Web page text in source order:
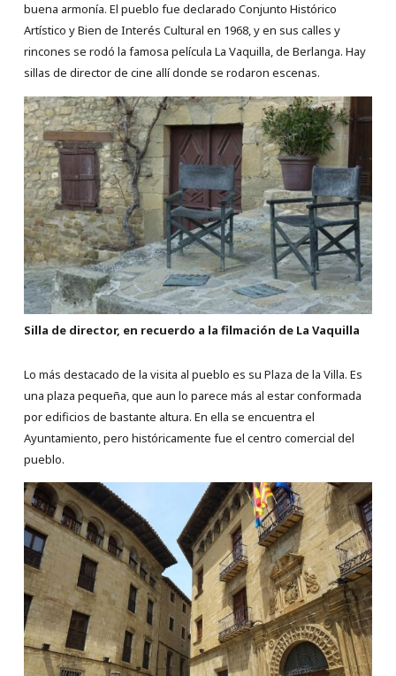
buena armonía. El pueblo fue declarado Conjunto Histórico
Artístico y Bien de Interés Cultural en 1968, y en sus calles y
rincones se rodó la famosa película La Vaquilla, de Berlanga. Hay
sillas de director de cine allí donde se rodaron escenas.
Silla de director, en recuerdo a la filmación de La Vaquilla
Lo más destacado de la visita al pueblo es su Plaza de la Villa. Es
una plaza pequeña, que aun lo parece más al estar conformada
por edificios de bastante altura. En ella se encuentra el
Ayuntamiento, pero históricamente fue el centro comercial del
pueblo.